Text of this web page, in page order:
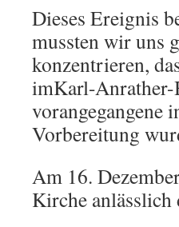
Dieses Ereignis
mussten wir uns
konzentrieren,
imKarl-
vorangegangene
Vorbereitung
Am 16.
Kirche anlässlich